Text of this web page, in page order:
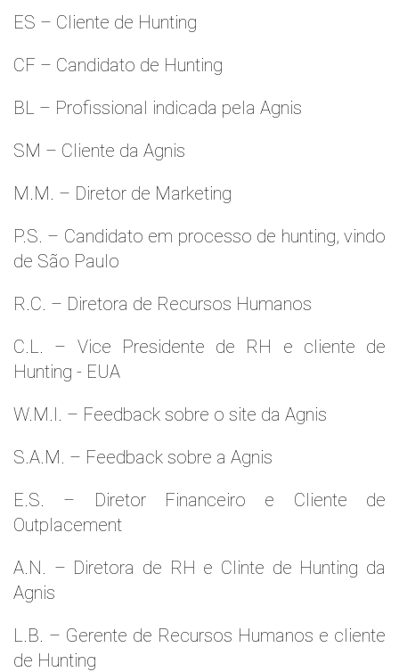
ES – Cliente de Hunting
CF – Candidato de Hunting
BL – Profissional indicada pela Agnis
SM – Cliente da Agnis
M.M. – Diretor de Marketing
P.S. – Candidato em processo de hunting, vindo
de São Paulo
R.C. – Diretora de Recursos Humanos
C.L. – Vice Presidente de RH e cliente de
Hunting - EUA
W.M.l. – Feedback sobre o site da Agnis
S.A.M. – Feedback sobre a Agnis
E.S. – Diretor Financeiro e Cliente de
Outplacement
A.N. – Diretora de RH e Clinte de Hunting da
Agnis
L.B. – Gerente de Recursos Humanos e cliente
de Hunting